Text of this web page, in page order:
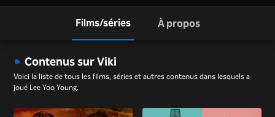
Films/séries À propos
Contenus sur Viki
Voici la liste de tous les films, séries et autres contenus dans lesquels a
joué Lee Yoo Young.